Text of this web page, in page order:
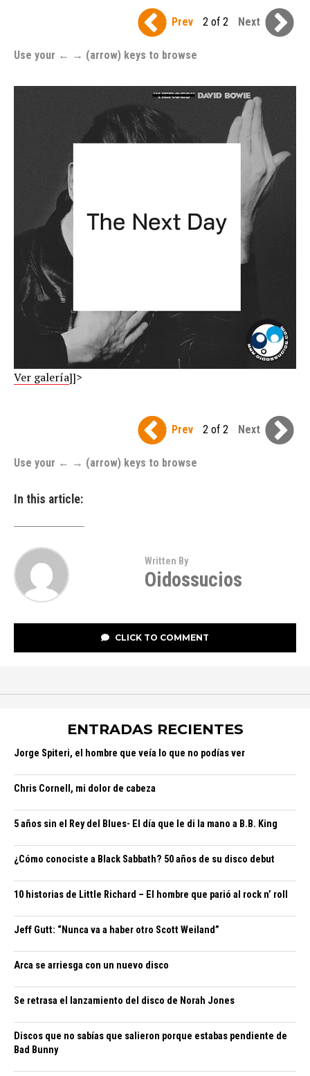
Prev 2 of 2 Next
Use your ← → (arrow) keys to browse
Ver galería]]>
Prev 2 of 2 Next
Use your ← → (arrow) keys to browse
In this article:
Written By
Oidossucios
CLICK TO COMMENT
ENTRADAS RECIENTES
Jorge Spiteri, el hombre que veía lo que no podías ver
Chris Cornell, mi dolor de cabeza
5 años sin el Rey del Blues- El día que le di la mano a B.B. King
¿Cómo conociste a Black Sabbath? 50 años de su disco debut
10 historias de Little Richard – El hombre que parió al rock n’ roll
Jeff Gutt: “Nunca va a haber otro Scott Weiland”
Arca se arriesga con un nuevo disco
Se retrasa el lanzamiento del disco de Norah Jones
Discos que no sabías que salieron porque estabas pendiente de
Bad Bunny